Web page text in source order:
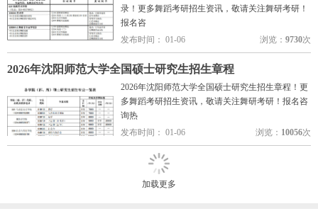
录！更多舞蹈考研招生资讯，敬请关注舞研考研！
报名咨
发布时间： 01-06
浏览： 9730次
2026年沈阳师范大学全国硕士研究生招生章程
2026年沈阳师范大学全国硕士研究生招生章程！更
多舞蹈考研招生资讯，敬请关注舞研考研！报名咨
询热
发布时间： 01-06
浏览： 10056次
加载更多